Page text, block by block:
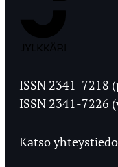
Ylioppilaslehti
ISSN 2341-7218
ISSN 2341-7226
Katso